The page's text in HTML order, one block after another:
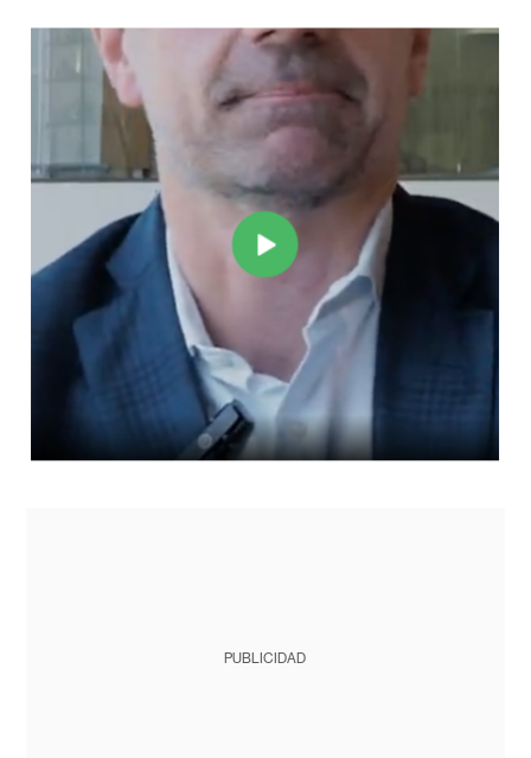
PUBLICIDAD